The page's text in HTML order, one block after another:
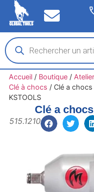
Accueil/ Boutique/
Clé à chocs / Clé a
KSTOOLS
Clé a
515.1210